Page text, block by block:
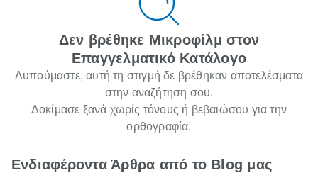
Δεν βρέθηκε Μικροφίλμ στον
Επαγγελματικό Κατάλογο
Λυπούμαστε, αυτή τη στιγμή δε βρέθηκαν αποτελέσματα
στην αναζήτηση σου.
Δοκίμασε ξανά χωρίς τόνους ή βεβαιώσου για την
ορθογραφία.
Ενδιαφέροντα Άρθρα από το Blog μας